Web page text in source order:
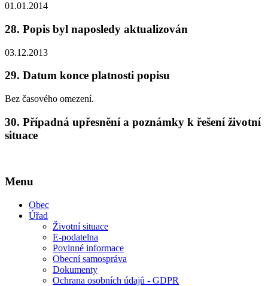
01.01.2014
28. Popis byl naposledy aktualizován
03.12.2013
29. Datum konce platnosti popisu
Bez časového omezení.
30. Případná upřesnění a poznámky k řešení životní
situace
Menu
Obec
Úřad
Životní situace
E-podatelna
Povinné informace
Obecní samospráva
Dokumenty
Ochrana osobních údajů - GDPR